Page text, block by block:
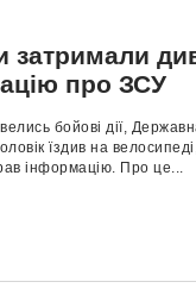
затримали
про ЗСУ
бойові дії,
їздив на
інформацію. Про це...